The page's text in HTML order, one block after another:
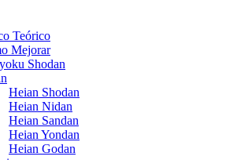
Teórico
Mejorar
Shodan
Heian Shodan
Heian Nidan
Heian Sandan
Heian Yondan
Heian Godan